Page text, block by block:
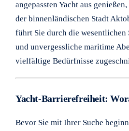
angepassten Yacht aus
der binnenländischen Stadt
führt Sie durch die wesentlichen
und unvergessliche maritime
vielfältige Bedürfnisse
Yacht-Barrierefreiheit:
Bevor Sie mit Ihrer Suche